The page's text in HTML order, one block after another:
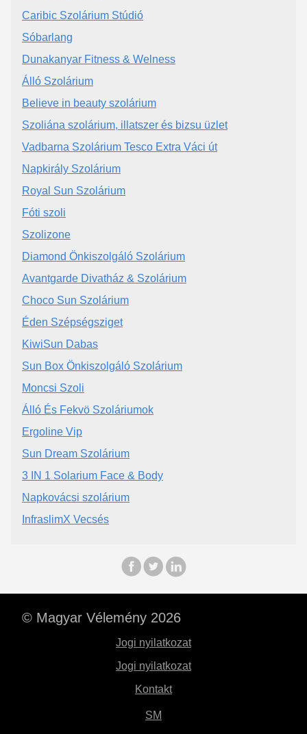
Caribic Szolárium Stúdió
Sóbarlang
Dunakanyar Fitness & Welness
Álló Szolárium
Believe in beauty szolárium
Szoliána szolárium, illatszer és bizsu üzlet
Vadbarna Szolárium Tesco Extra Váci út
Napkirály Szolárium
Royal Sun Szolárium
Fóti szoli
Szolizone
Diamond Önkiszolgáló Szolárium
Avantgarde Divatház & Szolárium
Choco Sun Szolárium
Éden Szépségsziget
KiwiSun Dabas
Sun Box Önkiszolgáló Szolárium
Moncsi Szoli
Álló És Fekvö Szoláriumok
Ergoline Vip
Sun Dream Szolárium
3 IN 1 Solarium Face & Body
Napkovácsi szolárium
InfraslimX Vecsés
© Magyar Vélemény 2026
Jogi nyilatkozat
Jogi nyilatkozat
Kontakt
SM